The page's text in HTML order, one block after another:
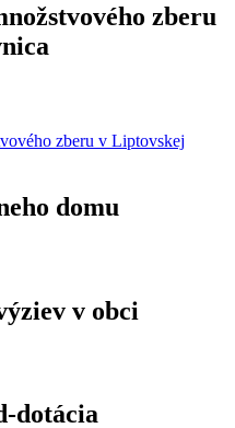
zberu
zberu v Liptovskej
domu
v obci
dotácia